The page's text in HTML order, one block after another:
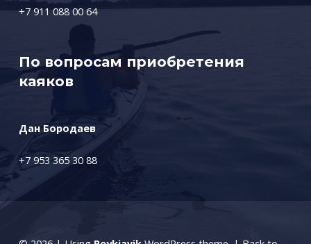
+7 911 088 00 64
По вопросам приобретения
каяков
Дан Бородаев
+7 953 365 30 88